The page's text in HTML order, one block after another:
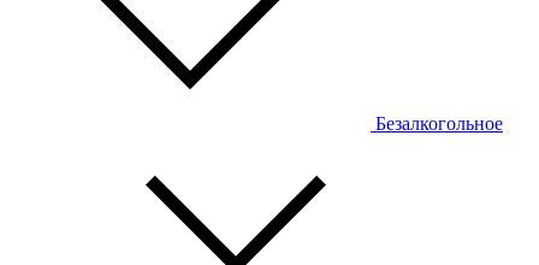
Безалкогольное